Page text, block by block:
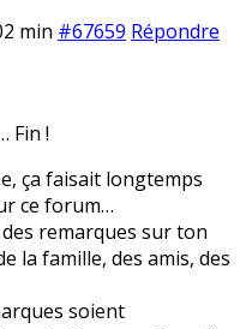
min #67659 Répondre
Fin !
ça faisait longtemps
ce forum…
remarques sur ton
la famille, des amis, des
soient